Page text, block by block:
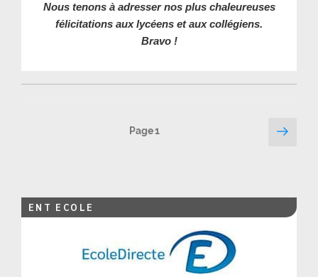
Nous tenons à adresser nos plus chaleureuses
félicitations aux lycéens et aux collégiens.
Bravo !
Page1
Page
ENT ECOLE